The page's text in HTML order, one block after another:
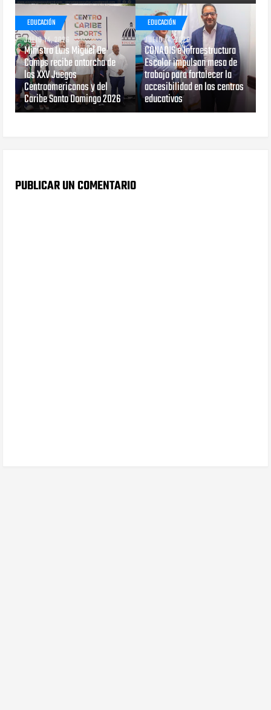
EDUCACIÓN
JULIO 14, 2026
Ministro Luis Miguel De
Camps recibe antorcha de
los XXV Juegos
Centroamericanos y del
Caribe Santo Domingo 2026
EDUCACIÓN
JULIO 14, 2026
CONADIS e Infraestructura
Escolar impulsan mesa de
trabajo para fortalecer la
accesibilidad en los centros
educativos
PUBLICAR UN COMENTARIO